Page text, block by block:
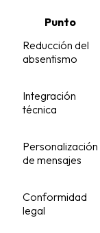
Punto
Reducción del
absentismo
Integración
técnica
Personalización
de mensajes
Conformidad
legal